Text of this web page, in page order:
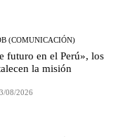
(COMUNICACIÓN)
futuro en el Perú», los
la misión
08/2026